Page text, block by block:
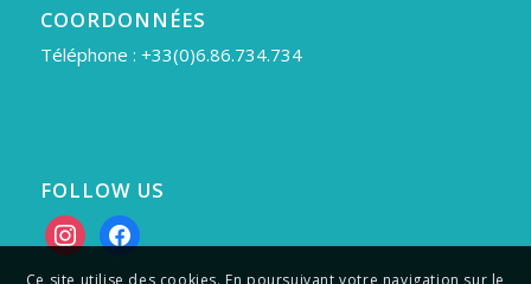
COORDONNÉES
Téléphone : +33(0)6.86.734.734
FOLLOW US
instagramfacebook
Ce site utilise des cookies. En poursuivant votre navigation sur le